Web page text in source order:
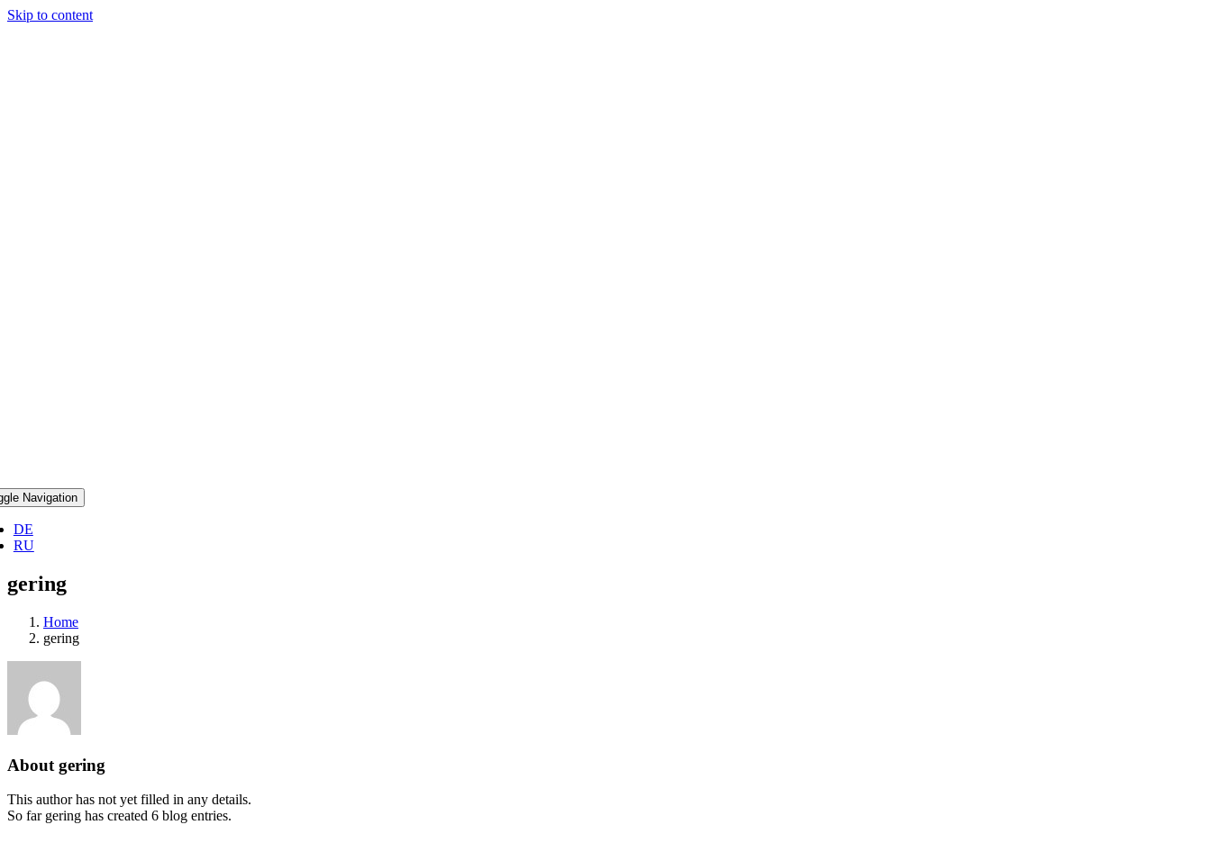
Skip to content
Navigation
DE
RU
gering
Home
gering
About gering
This author has not yet filled in any details.
So far gering has created 6 blog entries.